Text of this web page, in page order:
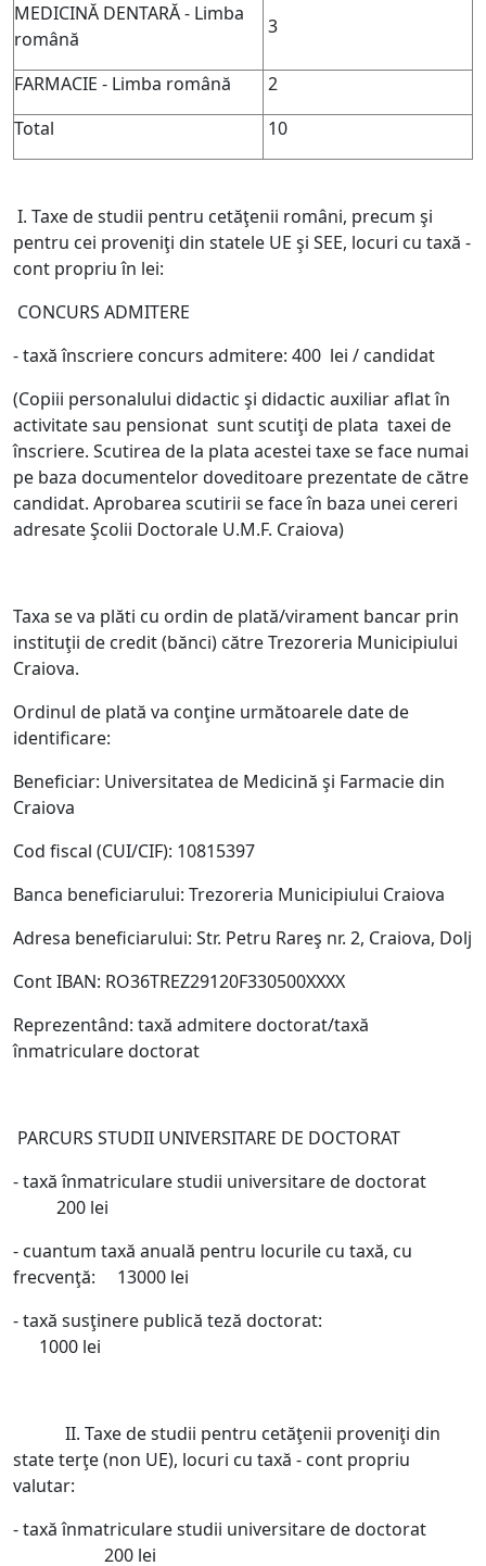
MEDICINĂ DENTARĂ - Limba
română
3
FARMACIE - Limba română
2
Total
10
I. Taxe de studii pentru cetăţenii români, precum şi
pentru cei proveniţi din statele UE şi SEE, locuri cu taxă -
cont propriu în lei:
CONCURS ADMITERE
- taxă înscriere concurs admitere: 400 lei / candidat
(Copiii personalului didactic şi didactic auxiliar aflat în
activitate sau pensionat sunt scutiţi de plata taxei de
înscriere. Scutirea de la plata acestei taxe se face numai
pe baza documentelor doveditoare prezentate de către
candidat. Aprobarea scutirii se face în baza unei cereri
adresate Şcolii Doctorale U.M.F. Craiova)
Taxa se va plăti cu ordin de plată/virament bancar prin
instituţii de credit (bănci) către Trezoreria Municipiului
Craiova.
Ordinul de plată va conţine următoarele date de
identificare:
Beneficiar: Universitatea de Medicină şi Farmacie din
Craiova
Cod fiscal (CUI/CIF): 10815397
Banca beneficiarului: Trezoreria Municipiului Craiova
Adresa beneficiarului: Str. Petru Rareş nr. 2, Craiova, Dolj
Cont IBAN: RO36TREZ29120F330500XXXX
Reprezentând: taxă admitere doctorat/taxă
înmatriculare doctorat
PARCURS STUDII UNIVERSITARE DE DOCTORAT
- taxă înmatriculare studii universitare de doctorat
200 lei
- cuantum taxă anuală pentru locurile cu taxă, cu
frecvenţă: 13000 lei
- taxă susţinere publică teză doctorat:
1000 lei
II. Taxe de studii pentru cetăţenii proveniţi din
state terţe (non UE), locuri cu taxă - cont propriu
valutar:
- taxă înmatriculare studii universitare de doctorat
200 lei